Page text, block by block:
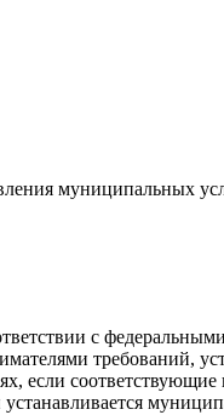
муниципальных
с
требований,
если